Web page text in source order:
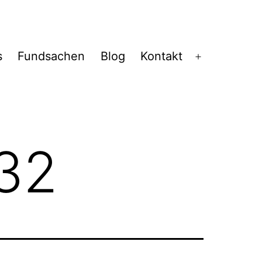
Fundsachen Blog Kontakt